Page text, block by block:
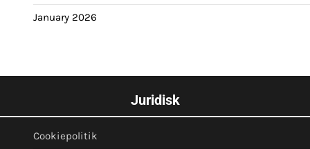
January 2026
Juridisk
Cookiepolitik